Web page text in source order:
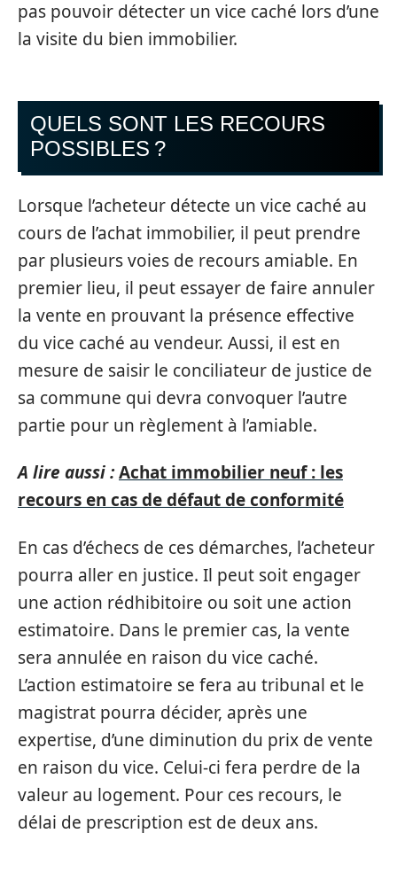
pas pouvoir détecter un vice caché lors d’une
la visite du bien immobilier.
QUELS SONT LES RECOURS
POSSIBLES ?
Lorsque l’acheteur détecte un vice caché au
cours de l’achat immobilier, il peut prendre
par plusieurs voies de recours amiable. En
premier lieu, il peut essayer de faire annuler
la vente en prouvant la présence effective
du vice caché au vendeur. Aussi, il est en
mesure de saisir le conciliateur de justice de
sa commune qui devra convoquer l’autre
partie pour un règlement à l’amiable.
A lire aussi :Achat immobilier neuf : les
recours en cas de défaut de conformité
En cas d’échecs de ces démarches, l’acheteur
pourra aller en justice. Il peut soit engager
une action rédhibitoire ou soit une action
estimatoire. Dans le premier cas, la vente
sera annulée en raison du vice caché.
L’action estimatoire se fera au tribunal et le
magistrat pourra décider, après une
expertise, d’une diminution du prix de vente
en raison du vice. Celui-ci fera perdre de la
valeur au logement. Pour ces recours, le
délai de prescription est de deux ans.